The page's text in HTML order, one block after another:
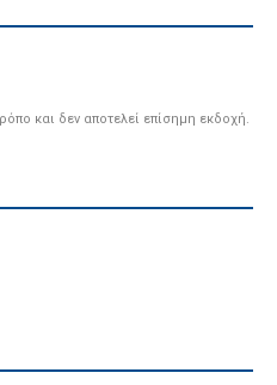
και δεν αποτελεί επίσημη εκδοχή.